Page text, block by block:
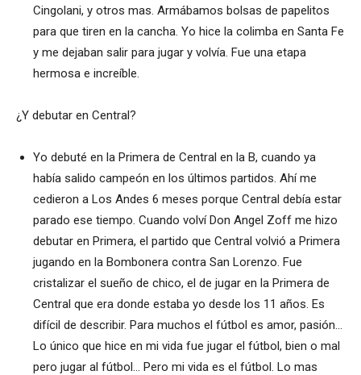
Cingolani, y otros mas. Armábamos bolsas de papelitos
para que tiren en la cancha. Yo hice la colimba en Santa Fe
y me dejaban salir para jugar y volvía. Fue una etapa
hermosa e increíble.
¿Y debutar en Central?
Yo debuté en la Primera de Central en la B, cuando ya
había salido campeón en los últimos partidos. Ahí me
cedieron a Los Andes 6 meses porque Central debía estar
parado ese tiempo. Cuando volví Don Angel Zoff me hizo
debutar en Primera, el partido que Central volvió a Primera
jugando en la Bombonera contra San Lorenzo. Fue
cristalizar el sueño de chico, el de jugar en la Primera de
Central que era donde estaba yo desde los 11 años. Es
difícil de describir. Para muchos el fútbol es amor, pasión…
Lo único que hice en mi vida fue jugar el fútbol, bien o mal
pero jugar al fútbol… Pero mi vida es el fútbol. Lo mas